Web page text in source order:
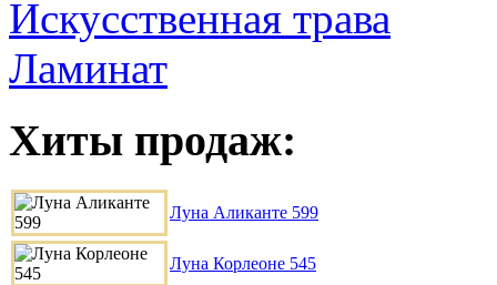
Искусственная трава
Ламинат
Хиты продаж:
Луна Аликанте 599
Луна Корлеоне 545